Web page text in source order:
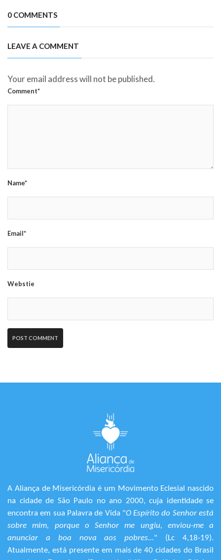
0 COMMENTS
LEAVE A COMMENT
Your email address will not be published.
Comment*
Name*
Email*
Webstie
A Aliança de Misericórdia é um Movimento Eclesial nascido
na cidade de São Paulo no ano 2000, cuja identidade se
encontra em sua Palavra de Vida "O Espírito do Senhor está
sobre mim, porque o Senhor me ungiu, enviou-me a
anunciar a boa nova aos pobres..." (Lc 4,18-19).
Atualmente, está presente em mais de 40 cidades do Brasil